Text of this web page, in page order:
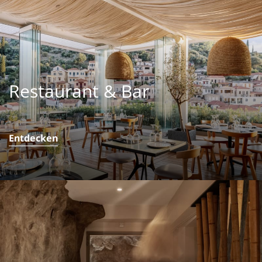
Restaurant & Bar
Wir bieten eine große Auswahl an Getränken
Entdecken